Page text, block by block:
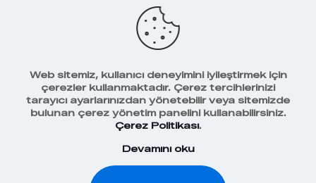
Behance
Facebook
Veri Koruma Politikamız
2018-2026 WBE Digital Marketing Agency |
Web sitemiz, kullanıcı deneyimini iyileştirmek için
çerezler kullanmaktadır. Çerez tercihlerinizi
tarayıcı ayarlarınızdan yönetebilir veya sitemizde
bulunan çerez yönetim panelini kullanabilirsiniz.
Çerez Politikası.
Devamını oku